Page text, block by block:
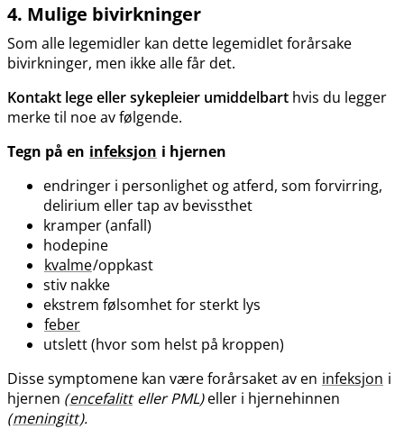
4. Mulige bivirkninger
Som alle legemidler kan dette legemidlet forårsake
bivirkninger, men ikke alle får det.
Kontakt lege eller sykepleier umiddelbart hvis du legger
merke til noe av følgende.
Tegn på en infeksjon i hjernen
endringer i personlighet og atferd, som forvirring,
delirium eller tap av bevissthet
kramper (anfall)
hodepine
kvalme/oppkast
stiv nakke
ekstrem følsomhet for sterkt lys
feber
utslett (hvor som helst på kroppen)
Disse symptomene kan være forårsaket av en infeksjon i
hjernen (encefalitteller PML)eller i hjernehinnen
(meningitt).